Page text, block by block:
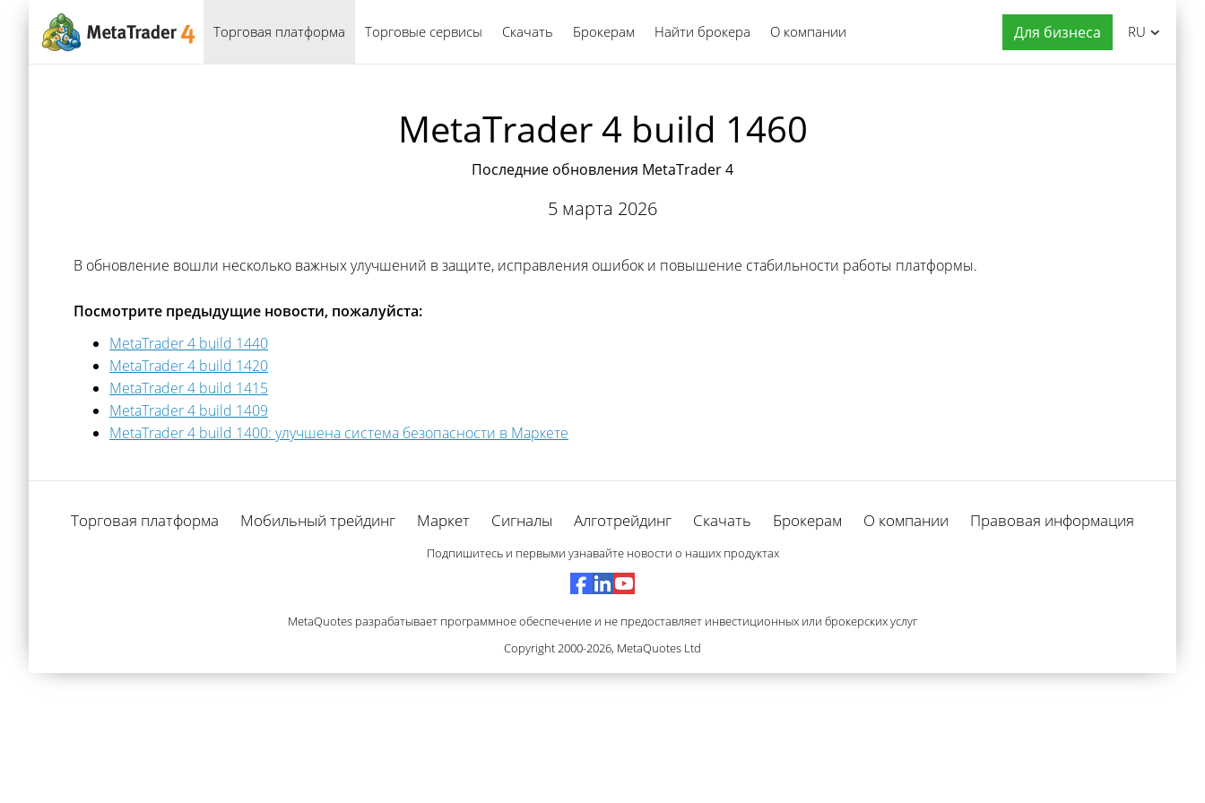
Торговая платформа Торговые сервисы Скачать Брокерам Найти брокера О компании Для бизнеса
Русский RU
MetaTrader 4 build 1460
Последние обновления MetaTrader 4
5 марта 2026
В обновление вошли несколько важных улучшений в защите, исправления ошибок и повышение стабильности работы платформы.
Посмотрите предыдущие новости, пожалуйста:
MetaTrader 4 build 1440
MetaTrader 4 build 1420
MetaTrader 4 build 1415
MetaTrader 4 build 1409
MetaTrader 4 build 1400: улучшена система безопасности в Маркете
Торговая платформа Мобильный трейдинг Маркет Сигналы Алготрейдинг Скачать Брокерам О компании Правовая информация
Подпишитесь и первыми узнавайте новости о наших продуктах
MetaQuotes разрабатывает программное обеспечение и не предоставляет инвестиционных или брокерских услуг
Copyright 2000-2026, MetaQuotes Ltd